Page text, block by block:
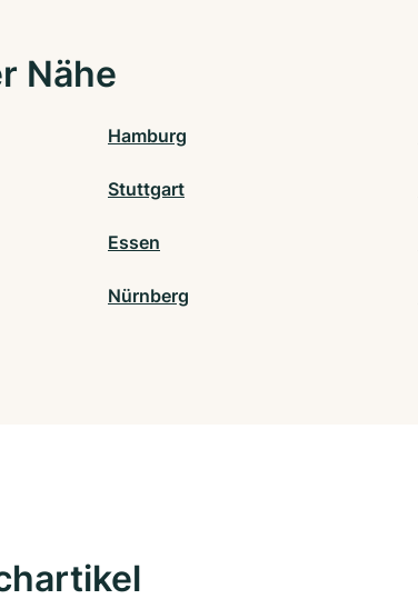
Nähe
Hamburg
Stuttgart
Essen
Nürnberg